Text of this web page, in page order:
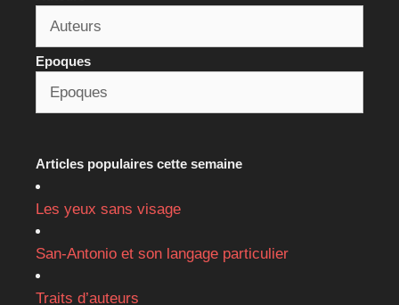
Epoques
Articles populaires cette semaine
Les yeux sans visage
San-Antonio et son langage particulier
Traits d’auteurs